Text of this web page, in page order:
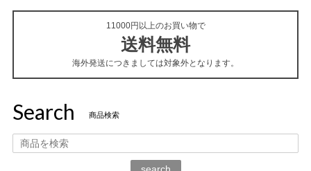
11000円以上のお買い物で
送料無料
海外発送につきましては対象外となります。
Search 商品検索